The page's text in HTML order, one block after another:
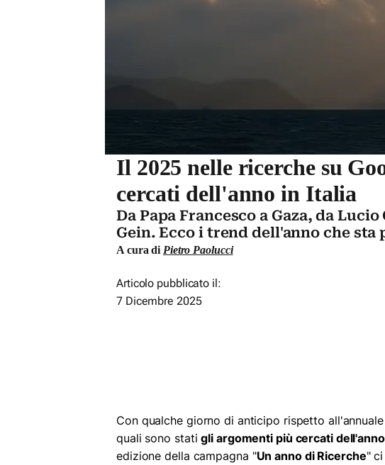
Il 2025 nelle ricerche su
cercati dell'anno in Italia
Da Papa Francesco a Gaza, da
Gein. Ecco i trend dell'anno che sta
A cura di Pietro Paolucci
Articolo pubblicato il:
7 Dicembre 2025
Con qualche giorno di anticipo rispetto
quali sono statigli argomenti più cercati dell'anno
edizione della campagna "Un anno di Ricerche"